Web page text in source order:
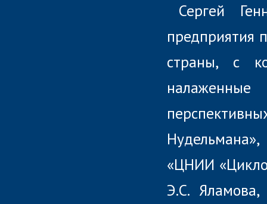
Сергей
предприятия
страны, с
«ЦНИИ
Э.С.